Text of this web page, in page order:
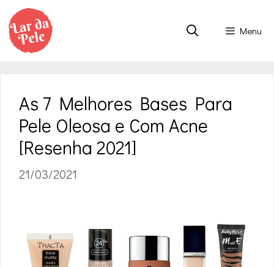
Pular
para
Menu
As 7 Melhores Bases Para
Pele Oleosa e Com Acne
[Resenha 2021]
21/03/2021